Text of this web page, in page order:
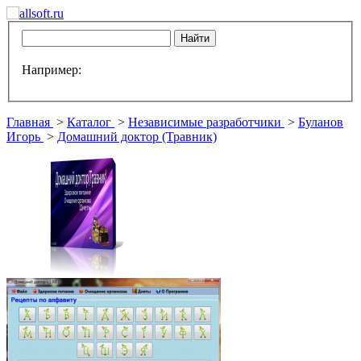
Например:
Главная > Каталог > Независимые разработчики > Буланов
Игорь > Домашний доктор (Травник)